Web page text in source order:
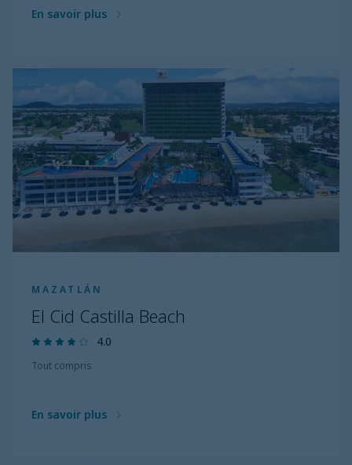
En savoir plus
MAZATLÁN
El Cid Castilla Beach
4.0
Tout compris
En savoir plus